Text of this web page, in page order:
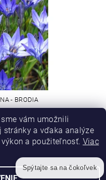
- BRODIA
€
vám umožnili
stránky a vďaka analýze
a použiteľnosť. Viac
Spýtajte sa na čokoľvek